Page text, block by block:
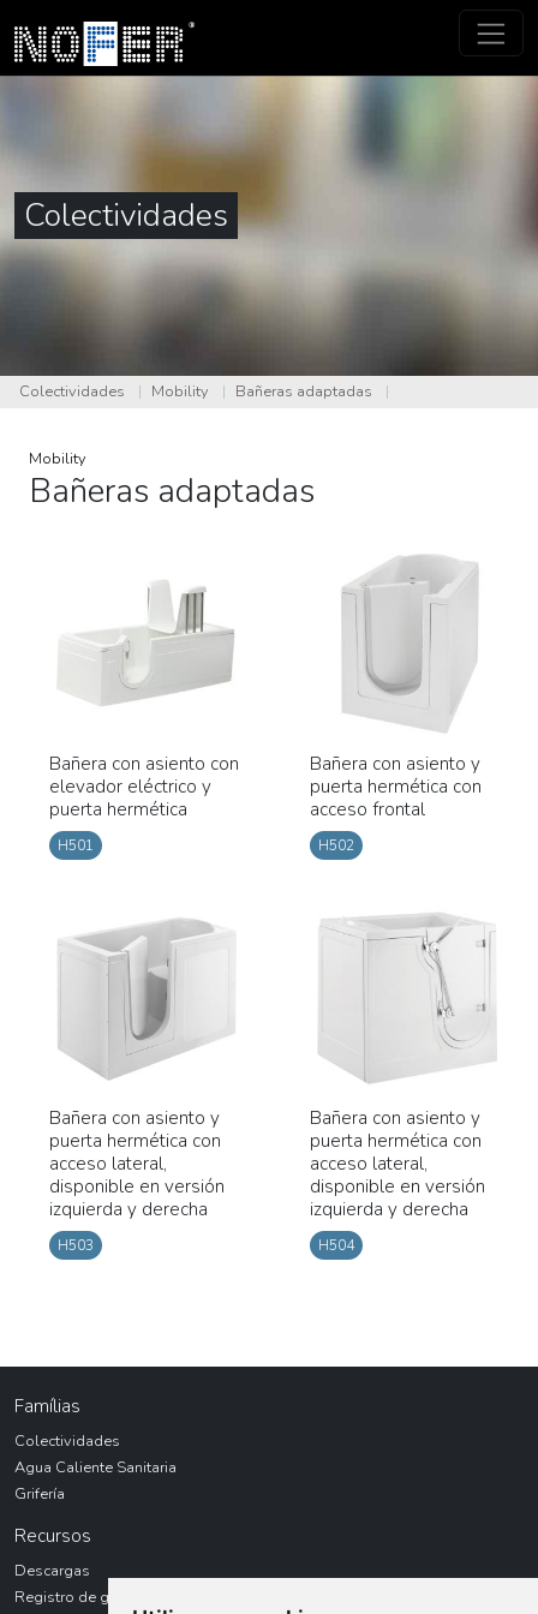
Colectividades
Colectividades | Mobility | Bañeras adaptadas |
Mobility
Bañeras adaptadas
Bañera con asiento con
elevador eléctrico y
puerta hermética
H501
Bañera con asiento y
puerta hermética con
acceso frontal
H502
Bañera con asiento y
puerta hermética con
acceso lateral,
disponible en versión
izquierda y derecha
H503
Bañera con asiento y
puerta hermética con
acceso lateral,
disponible en versión
izquierda y derecha
H504
Famílias
Colectividades
Agua Caliente Sanitaria
Grifería
Recursos
Descargas
Registro de garantías